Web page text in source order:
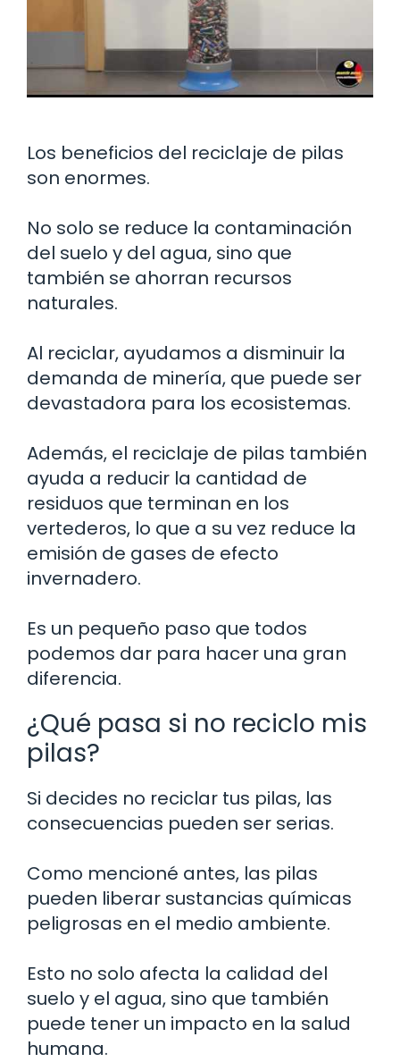
Los beneficios del reciclaje de pilas
son enormes.
No solo se reduce la contaminación
del suelo y del agua, sino que
también se ahorran recursos
naturales.
Al reciclar, ayudamos a disminuir la
demanda de minería, que puede ser
devastadora para los ecosistemas.
Además, el reciclaje de pilas también
ayuda a reducir la cantidad de
residuos que terminan en los
vertederos, lo que a su vez reduce la
emisión de gases de efecto
invernadero.
Es un pequeño paso que todos
podemos dar para hacer una gran
diferencia.
¿Qué pasa si no reciclo mis
pilas?
Si decides no reciclar tus pilas, las
consecuencias pueden ser serias.
Como mencioné antes, las pilas
pueden liberar sustancias químicas
peligrosas en el medio ambiente.
Esto no solo afecta la calidad del
suelo y el agua, sino que también
puede tener un impacto en la salud
humana.